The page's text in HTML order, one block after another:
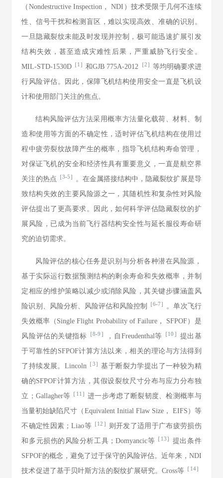
（Nondestructive Inspection， NDI）技术受限于几何不连续
性、信号干扰和检测盲区，难以实现高效、准确的识别。
一旦隐藏裂纹未能及时发现并控制，极可能迅速扩展引发
结构失效，甚至造成灾难性后果，严重威胁飞行安全。
MIL-STD-1530D ［1 ］和GJB 775A-2012 ［2］ 等均明确要求进
行风险评估。因此，保障飞机结构使用安全一直是飞机设
计和使用部门关注的焦点。
结构风险评估方法采用概率方法量化载荷、材料、制
造和使用等方面的不确定性，适时评估飞机结构在使用过
程中疲劳裂纹故障产生的概率，指导飞机结构寿命管理，
对保证飞机的安全和经济性具有重要意义，一直是航空界
关注的热点 ［3-5］
。在金属搭接结构中，隐藏裂纹扩展是导
致结构失效的主要风险源之一，其随机性和复杂性对风险
评估提出了更高要求。因此，如何科学评估隐藏裂纹的扩
展风险，已成为当前飞行器结构安全性与延长服役寿命研
究的迫切需求。
风险评估的核心任务是识别与分析各种潜在风险源，
基于实际运行数据预测结构的剩余寿命和失效概率，并制
定相应的维护策略以减少或消除风险，其关键步骤涵盖风
险识别、风险分析、风险评估和风险控制
［6-7］ 。单次飞行
失效概率（Single Flight Probability of Failure， SFPOF）是
风险评估的关键指标 ［8-9 ］ ，自Freudenthal等 ［10 ］ 提出基
于可靠性的SFPOF计算方法以来，相关的理论与方法得到
了持续发展。Lincoln ［3］ 基于断裂力学提出了一种较为精
确的SFPOF计算方法，其假设裂纹尺寸分布与应力分布独
立；Gallagher等 ［ 11 ］进一步考虑了断裂韧度、检测概率与
当量初始缺陷尺寸（Equivalent Initial Flaw Size， EIFS）等
不确定性因素；Liao等 ［12 ］
则开发了适用于广布疲劳损伤
和多元损伤的风险分析工具；Domyancic等 ［ 13］ 提出条件
SFPOF的概念，避免了过于保守的风险评估。近年来，NDI
技术促进了基于贝叶斯方法的裂纹扩展研究。Cross等 ［ 14］